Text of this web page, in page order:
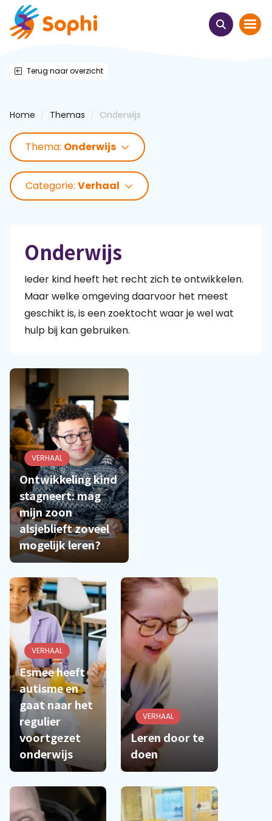
Thema's
Uit het hart
Leren & ontmoeten
Praat mee
Sophi
Terug naar overzicht
Home Themas Onderwijs
Thema: Onderwijs
Categorie: Verhaal
Onderwijs
Ieder kind heeft het recht zich te ontwikkelen.
Maar welke omgeving daarvoor het meest
geschikt is, is een zoektocht waar je wel wat
hulp bij kan gebruiken.
VERHAAL
Ontwikkeling kind
stagneert: mag
mijn zoon
alsjeblieft zoveel
mogelijk leren?
VERHAAL
Esmee heeft
autisme en
gaat naar het
regulier
voortgezet
onderwijs
VERHAAL
Leren door te
doen